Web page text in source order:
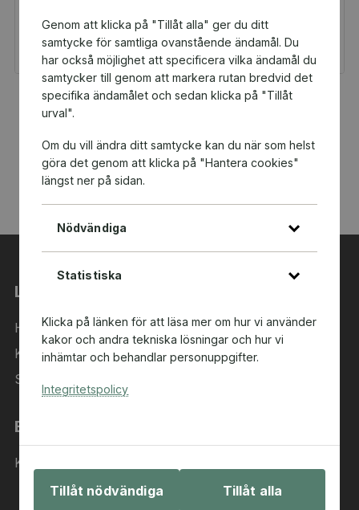
Genom att klicka på "Tillåt alla" ger du ditt
samtycke för samtliga ovanstående ändamål. Du
har också möjlighet att specificera vilka ändamål du
samtycker till genom att markera rutan bredvid det
specifika ändamålet och sedan klicka på "Tillåt
urval".
Om du vill ändra ditt samtycke kan du när som helst
göra det genom att klicka på "Hantera cookies"
längst ner på sidan.
Nödvändiga
Statistiska
Klicka på länken för att läsa mer om hur vi använder
kakor och andra tekniska lösningar och hur vi
inhämtar och behandlar personuppgifter.
Integritetspolicy
Tillåt nödvändiga Tillåt alla
Du och SK Sydsim får 5
kr tillbaka
Du och SK Sydsim får
29,75 kr tillbaka
Länkar
Hem
Kategorier
Sök i sortimentet
Behöver du hjälp?
Kontakta oss